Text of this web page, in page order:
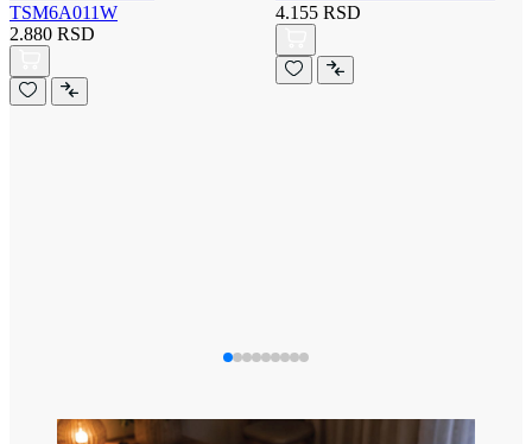
TSM6A011W
2.880 RSD
4.155 RSD